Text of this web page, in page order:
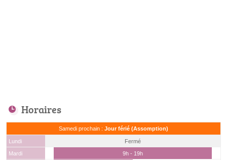
Horaires
Samedi prochain : Jour férié (Assomption)
Lundi
Fermé
Mardi
9h - 19h